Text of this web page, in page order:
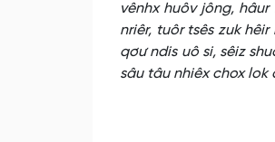
vênhx huôv jông,
nriêr, tuôr tsês zuk
qơư ndis uô si, sêiz
sâu tâu nhiêx chox lok